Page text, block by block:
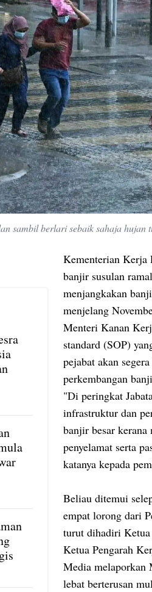
sambil berlari sebaik sahaja
Kementerian Kerja
banjir susulan
menjangkakan
menjelang
Menteri Kanan
standard (SOP)
pejabat akan
perkembangan
"Di peringkat
infrastruktur dan
banjir besar
penyelamat serta
katanya kepada
Beliau ditemui
empat lorong dari
turut dihadiri
Ketua Pengarah
Media melaporkan
lebat berterusan